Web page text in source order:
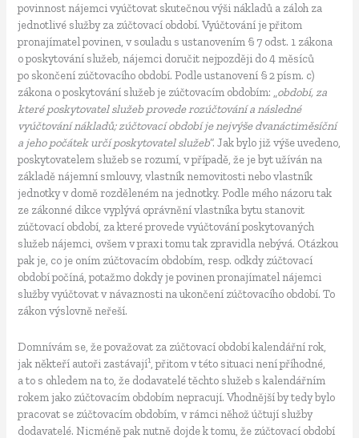
povinnost nájemci vyúčtovat skutečnou výši nákladů a záloh za
jednotlivé služby za zúčtovací období. Vyúčtování je přitom
pronajímatel povinen, v souladu s ustanovením § 7 odst. 1 zákona
o poskytování služeb, nájemci doručit nejpozději do 4 měsíců
po skončení zúčtovacího období. Podle ustanovení § 2 písm. c)
zákona o poskytování služeb je zúčtovacím obdobím: „období, za
které poskytovatel služeb provede rozúčtování a následné
vyúčtování nákladů; zúčtovací období je nejvýše dvanáctiměsíční
a jeho počátek určí poskytovatel služeb“. Jak bylo již výše uvedeno,
poskytovatelem služeb se rozumí, v případě, že je byt užíván na
základě nájemní smlouvy, vlastník nemovitosti nebo vlastník
jednotky v domě rozděleném na jednotky. Podle mého názoru tak
ze zákonné dikce vyplývá oprávnění vlastníka bytu stanovit
zúčtovací období, za které provede vyúčtování poskytovaných
služeb nájemci, ovšem v praxi tomu tak zpravidla nebývá. Otázkou
pak je, co je oním zúčtovacím obdobím, resp. odkdy zúčtovací
období počíná, potažmo dokdy je povinen pronajímatel nájemci
služby vyúčtovat v návaznosti na ukončení zúčtovacího období. To
zákon výslovně neřeší.
Domnívám se, že považovat za zúčtovací období kalendářní rok,
jak někteří autoři zastávají1, přitom v této situaci není příhodné,
a to s ohledem na to, že dodavatelé těchto služeb s kalendářním
rokem jako zúčtovacím obdobím nepracují. Vhodnější by tedy bylo
pracovat se zúčtovacím obdobím, v rámci něhož účtují služby
dodavatelé. Nicméně pak nutně dojde k tomu, že zúčtovací období